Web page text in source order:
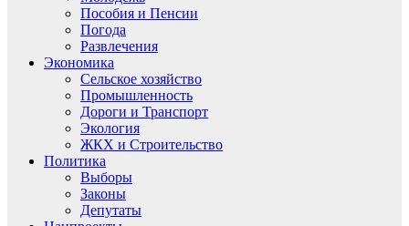
Пособия и Пенсии
Погода
Развлечения
Экономика
Сельское хозяйство
Промышленность
Дороги и Транспорт
Экология
ЖКХ и Строительство
Политика
Выборы
Законы
Депутаты